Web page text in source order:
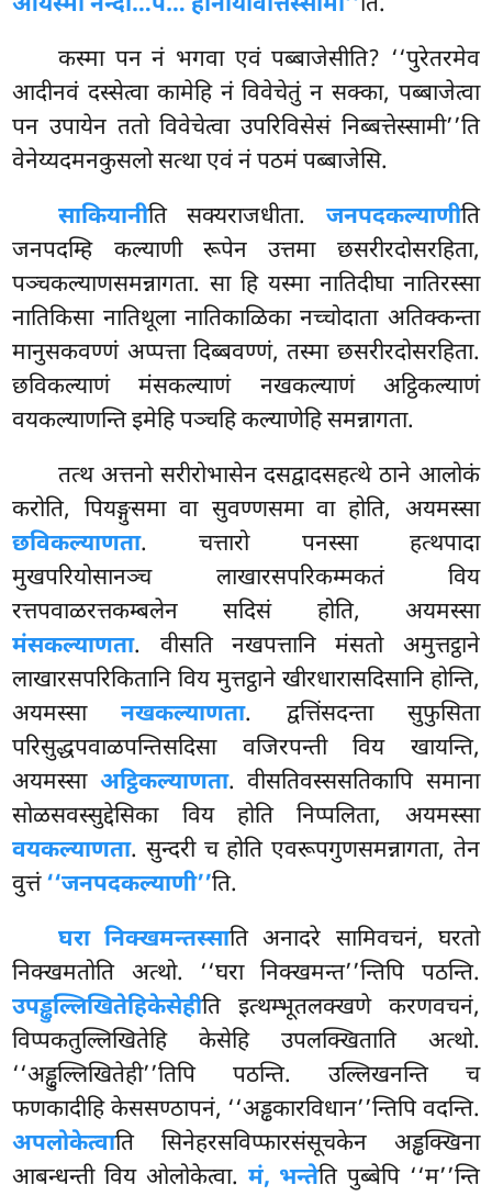
कस्मा पन नं भगवा एवं पब्बाजेसीति? ‘‘पुरेतरमेव
आदीनवं दस्सेत्वा कामेहि नं विवेचेतुं न सक्का, पब्बाजेत्वा
पन उपायेन ततो विवेचेत्वा उपरिविसेसं निब्बत्तेस्सामी’’ति
वेनेय्यदमनकुसलो सत्था एवं नं पठमं पब्बाजेसि.
साकियानीति सक्यराजधीता. जनपदकल्याणीति
जनपदम्हि कल्याणी रूपेन उत्तमा छसरीरदोसरहिता,
पञ्चकल्याणसमन्नागता. सा हि यस्मा नातिदीघा नातिरस्सा
नातिकिसा नातिथूला नातिकाळिका नच्चोदाता अतिक्कन्ता
मानुसकवण्णं अप्पत्ता दिब्बवण्णं, तस्मा छसरीरदोसरहिता.
छविकल्याणं मंसकल्याणं नखकल्याणं अट्ठिकल्याणं
वयकल्याणन्ति इमेहि पञ्चहि कल्याणेहि समन्नागता.
तत्थ अत्तनो सरीरोभासेन दसद्वादसहत्थे ठाने आलोकं
करोति, पियङ्गुसमा वा सुवण्णसमा वा होति, अयमस्सा
छविकल्याणता. चत्तारो पनस्सा हत्थपादा
मुखपरियोसानञ्च लाखारसपरिकम्मकतं विय
रत्तपवाळरत्तकम्बलेन सदिसं होति, अयमस्सा
मंसकल्याणता. वीसति नखपत्तानि मंसतो अमुत्तट्ठाने
लाखारसपरिकितानि विय मुत्तट्ठाने खीरधारासदिसानि होन्ति,
अयमस्सानखकल्याणता. द्वत्तिंसदन्ता सुफुसिता
परिसुद्धपवाळपन्तिसदिसा वजिरपन्ती विय खायन्ति,
अयमस्सा अट्ठिकल्याणता. वीसतिवस्ससतिकापि समाना
सोळसवस्सुद्देसिका विय होति निप्पलिता, अयमस्सा
वयकल्याणता. सुन्दरी च होति एवरूपगुणसमन्नागता, तेन
वुत्तं‘‘जनपदकल्याणी’’ति.
घरा निक्खमन्तस्साति अनादरे सामिवचनं, घरतो
निक्खमतोति अत्थो. ‘‘घरा निक्खमन्त’’न्तिपि पठन्ति.
उपड्ढुल्लिखितेहिकेसेहीति इत्थम्भूतलक्खणे करणवचनं,
विप्पकतुल्लिखितेहि केसेहि उपलक्खिताति अत्थो.
‘‘अड्ढुल्लिखितेही’’तिपि पठन्ति. उल्लिखनन्ति च
फणकादीहि केससण्ठापनं, ‘‘अड्ढकारविधान’’न्तिपि वदन्ति.
अपलोकेत्वाति सिनेहरसविप्फारसंसूचकेन अड्ढक्खिना
आबन्धन्ती विय ओलोकेत्वा. मं, भन्तेति पुब्बेपि ‘‘म’’न्ति